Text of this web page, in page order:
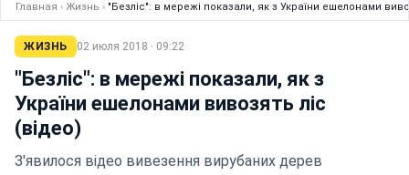
Главная › Жизнь › "Безліс": в мережі показали, як з України ешелонами
ЖИЗНЬ 02 июля 2018 · 09:22
"Безліс": в мережі показали, як з
України ешелонами вивозять ліс
(відео)
З'явилося відео вивезення вирубаних дерев